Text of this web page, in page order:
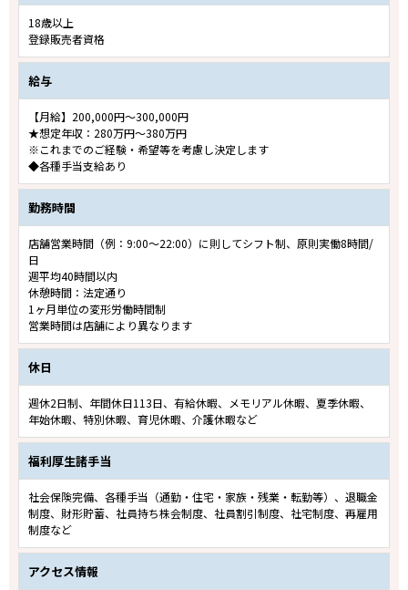
18歳以上
登録販売者資格
給与
【月給】200,000円～300,000円
★想定年収：280万円～380万円
※これまでのご経験・希望等を考慮し決定します
◆各種手当支給あり
勤務時間
店舗営業時間（例：9:00～22:00）に則してシフト制、原則実働8時間/
日
週平均40時間以内
休憩時間：法定通り
1ヶ月単位の変形労働時間制
営業時間は店舗により異なります
休日
週休2日制、年間休日113日、有給休暇、メモリアル休暇、夏季休暇、
年始休暇、特別休暇、育児休暇、介護休暇など
福利厚生諸手当
社会保険完備、各種手当（通勤・住宅・家族・残業・転勤等）、退職金
制度、財形貯蓄、社員持ち株会制度、社員割引制度、社宅制度、再雇用
制度など
アクセス情報